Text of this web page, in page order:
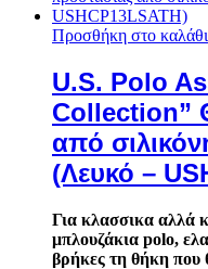
Προσθήκη στο καλάθι
U.S. Polo
Collection”
από
(Λευκό –
Για κλασσικα αλλά
μπλουζάκια polo,
βρήκες τη θήκη που